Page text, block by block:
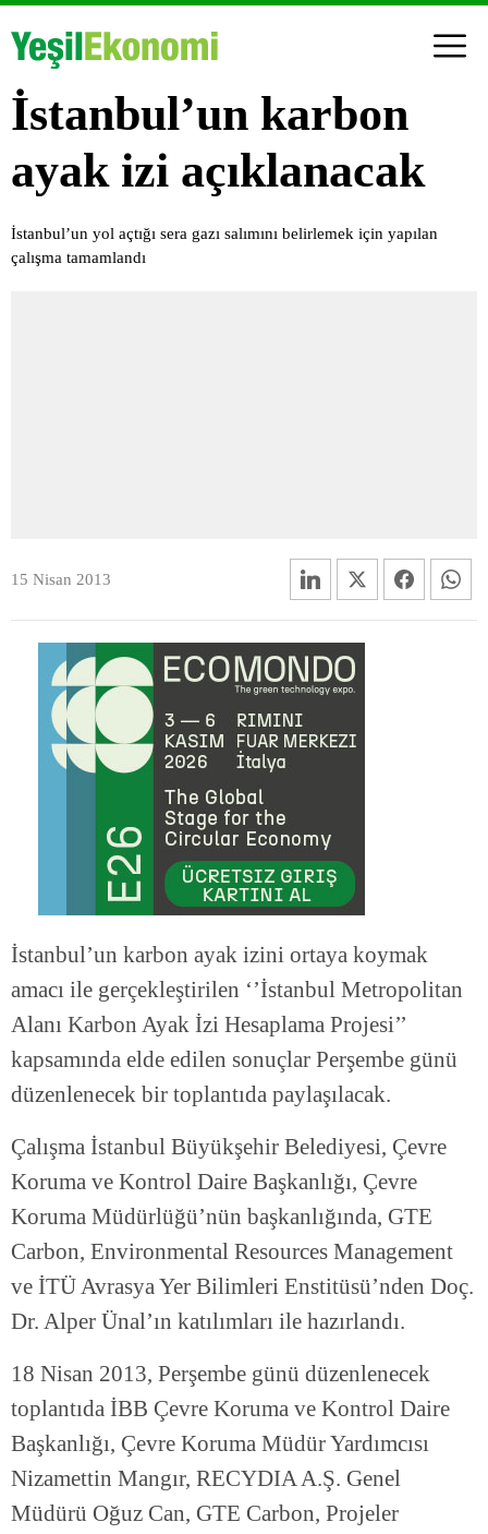
İstanbul’un karbon
ayak izi açıklanacak
İstanbul’un yol açtığı sera gazı salımını belirlemek için yapılan
çalışma tamamlandı
15 Nisan 2013
İstanbul’un karbon ayak izini ortaya koymak
amacı ile gerçekleştirilen ‘’İstanbul Metropolitan
Alanı Karbon Ayak İzi Hesaplama Projesi’’
kapsamında elde edilen sonuçlar Perşembe günü
düzenlenecek bir toplantıda paylaşılacak.
Çalışma İstanbul Büyükşehir Belediyesi, Çevre
Koruma ve Kontrol Daire Başkanlığı, Çevre
Koruma Müdürlüğü’nün başkanlığında, GTE
Carbon, Environmental Resources Management
ve İTÜ Avrasya Yer Bilimleri Enstitüsü’nden Doç.
Dr. Alper Ünal’ın katılımları ile hazırlandı.
18 Nisan 2013, Perşembe günü düzenlenecek
toplantıda İBB Çevre Koruma ve Kontrol Daire
Başkanlığı, Çevre Koruma Müdür Yardımcısı
Nizamettin Mangır, RECYDIA A.Ş. Genel
Müdürü Oğuz Can, GTE Carbon, Projeler